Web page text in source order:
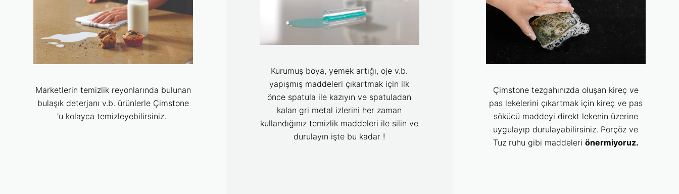
Marketlerin temizlik reyonlarında bulunan
bulaşık deterjanı v.b. ürünlerle Çimstone
'u kolayca temizleyebilirsiniz.
Kurumuş boya, yemek artığı, oje v.b.
yapışmış maddeleri çıkartmak için ilk
önce spatula ile kazıyın ve spatuladan
kalan gri metal izlerini her zaman
kullandığınız temizlik maddeleri ile silin ve
durulayın işte bu kadar !
Çimstone tezgahınızda oluşan kireç ve
pas lekelerini çıkartmak için kireç ve pas
sökücü maddeyi direkt lekenin üzerine
uygulayıp durulayabilirsiniz. Porçöz ve
Tuz ruhu gibi maddeleri önermiyoruz.